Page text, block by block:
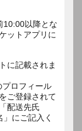
10:00以降とな
ットアプリに
に記載されま
プロフィール
ご登録されて
配送先氏
にご記入く